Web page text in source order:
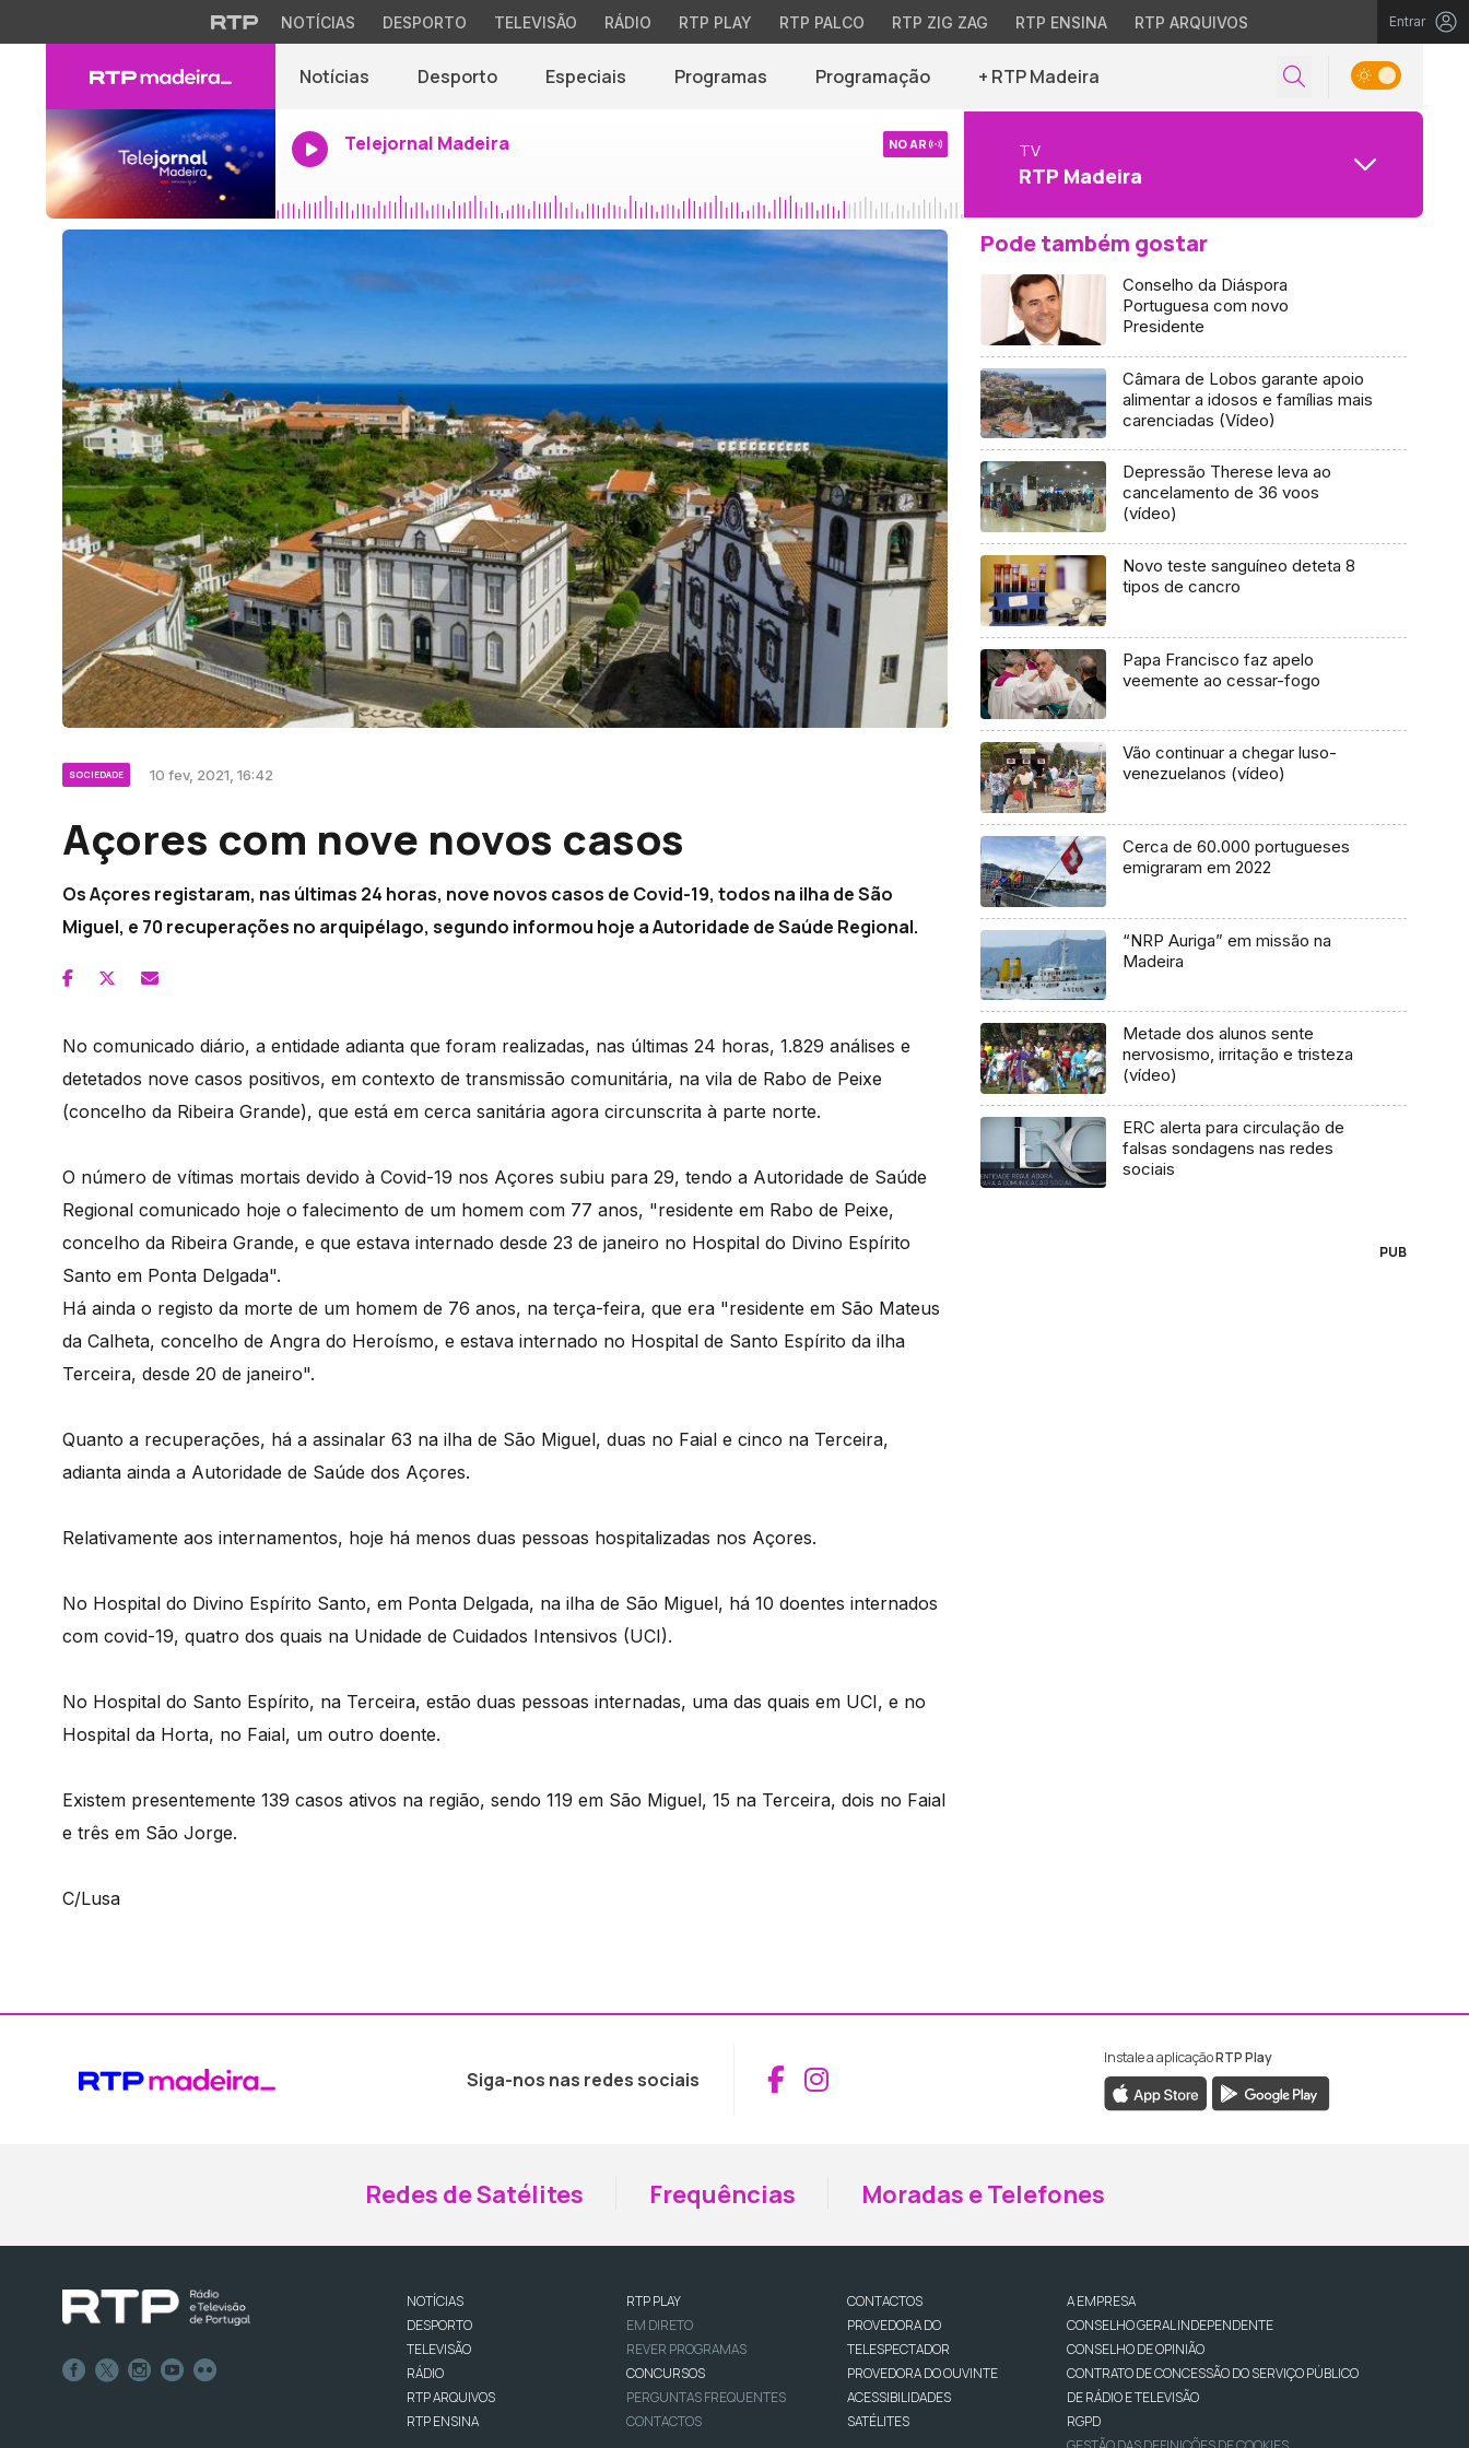
NOTÍCIAS DESPORTO TELEVISÃO RÁDIO RTP PLAY RTP PALCO RTP ZIG ZAG RTP ENSINA RTP ARQUIVOS Entrar
Notícias Desporto Especiais Programas Programação + RTP Madeira
Telejornal Madeira NO AR TV
RTP Madeira
SOCIEDADE 10 fev, 2021, 16:42
Açores com nove novos casos
Os Açores registaram, nas últimas 24 horas, nove novos casos de Covid-19, todos na ilha de São
Miguel, e 70 recuperações no arquipélago, segundo informou hoje a Autoridade de Saúde Regional.
No comunicado diário, a entidade adianta que foram realizadas, nas últimas 24 horas, 1.829 análises e
detetados nove casos positivos, em contexto de transmissão comunitária, na vila de Rabo de Peixe
(concelho da Ribeira Grande), que está em cerca sanitária agora circunscrita à parte norte.
O número de vítimas mortais devido à Covid-19 nos Açores subiu para 29, tendo a Autoridade de Saúde
Regional comunicado hoje o falecimento de um homem com 77 anos, "residente em Rabo de Peixe,
concelho da Ribeira Grande, e que estava internado desde 23 de janeiro no Hospital do Divino Espírito
Santo em Ponta Delgada".
Há ainda o registo da morte de um homem de 76 anos, na terça-feira, que era "residente em São Mateus
da Calheta, concelho de Angra do Heroísmo, e estava internado no Hospital de Santo Espírito da ilha
Terceira, desde 20 de janeiro".
Quanto a recuperações, há a assinalar 63 na ilha de São Miguel, duas no Faial e cinco na Terceira,
adianta ainda a Autoridade de Saúde dos Açores.
Relativamente aos internamentos, hoje há menos duas pessoas hospitalizadas nos Açores.
No Hospital do Divino Espírito Santo, em Ponta Delgada, na ilha de São Miguel, há 10 doentes internados
com covid-19, quatro dos quais na Unidade de Cuidados Intensivos (UCI).
No Hospital do Santo Espírito, na Terceira, estão duas pessoas internadas, uma das quais em UCI, e no
Hospital da Horta, no Faial, um outro doente.
Existem presentemente 139 casos ativos na região, sendo 119 em São Miguel, 15 na Terceira, dois no Faial
e três em São Jorge.
C/Lusa
Pode também gostar
Conselho da Diáspora
Portuguesa com novo
Presidente
Câmara de Lobos garante apoio
alimentar a idosos e famílias mais
carenciadas (Vídeo)
Depressão Therese leva ao
cancelamento de 36 voos
(vídeo)
Novo teste sanguíneo deteta 8
tipos de cancro
Papa Francisco faz apelo
veemente ao cessar-fogo
Vão continuar a chegar luso-
venezuelanos (vídeo)
Cerca de 60.000 portugueses
emigraram em 2022
“NRP Auriga” em missão na
Madeira
Metade dos alunos sente
nervosismo, irritação e tristeza
(vídeo)
ERC alerta para circulação de
falsas sondagens nas redes
sociais
PUB
Siga-nos nas redes sociais Aceder ao Facebook da RTP Madeira
Aceder ao Instagram da RTP Madeira
Instale a aplicaçãoRTP Play
Redes de Satélites Frequências Moradas e Telefones
NOTÍCIAS
DESPORTO
TELEVISÃO
RÁDIO
RTP ARQUIVOS
RTP ENSINA
RTP PLAY
EM DIRETO
REVER PROGRAMAS
CONCURSOS
PERGUNTAS FREQUENTES
CONTACTOS
CONTACTOS
PROVEDORA DO
TELESPECTADOR
PROVEDORA DO OUVINTE
ACESSIBILIDADES
SATÉLITES
A EMPRESA
CONSELHO GERAL INDEPENDENTE
CONSELHO DE OPINIÃO
CONTRATO DE CONCESSÃO DO SERVIÇO PÚBLICO
DE RÁDIO E TELEVISÃO
RGPD